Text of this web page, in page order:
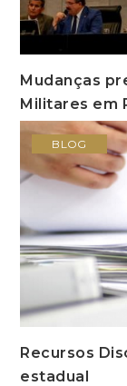
Mudanças
Militares em
BLOG
Recursos
estadual